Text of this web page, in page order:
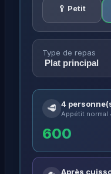
🥄 Petit
Type de repas
🥩 4
Appétit normal
600
Après